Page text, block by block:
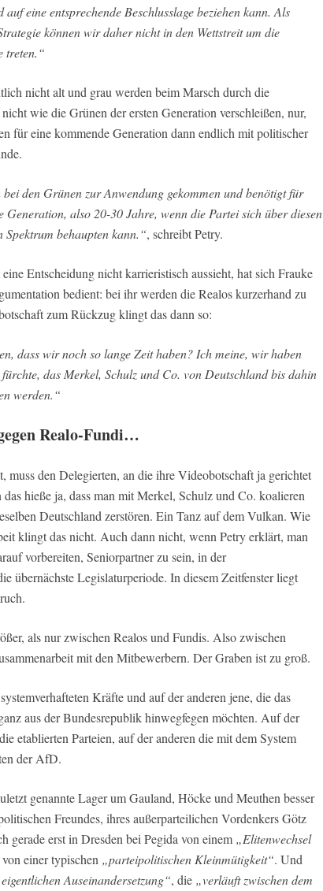
eine entsprechende Beschlusslage beziehen kann. Als
können wir daher nicht in den Wettstreit um die
treten.“
nicht alt und grau werden beim Marsch durch die
wie die Grünen der ersten Generation verschleißen, nur,
für eine kommende Generation dann endlich mit politischer
den Grünen zur Anwendung gekommen und benötigt für
Generation, also 20-30 Jahre, wenn die Partei sich über diesen
behaupten kann.“, schreibt Petry.
Entscheidung nicht karrieristisch aussieht, hat sich Frauke
bedient: bei ihr werden die Realos kurzerhand zu
zum Rückzug klingt das dann so:
dass wir noch so lange Zeit haben? Ich meine, wir haben
das Merkel, Schulz und Co. von Deutschland bis dahin
werden.“
Realo-Fundi…
den Delegierten, an die ihre Videobotschaft ja gerichtet
hieße ja, dass man mit Merkel, Schulz und Co. koalieren
Deutschland zerstören. Ein Tanz auf dem Vulkan. Wie
klingt das nicht. Auch dann nicht, wenn Petry erklärt, man
vorbereiten, Seniorpartner zu sein, in der
übernächste Legislaturperiode. In diesem Zeitfenster liegt
als nur zwischen Realos und Fundis. Also zwischen
mit den Mitbewerbern. Der Graben ist zu groß.
Kräfte und auf der anderen jene, die das
aus der Bundesrepublik hinwegfegen möchten. Auf der
etablierten Parteien, auf der anderen die mit dem System
der AfD.
genannte Lager um Gauland, Höcke und Meuthen besser
Freundes, ihres außerparteilichen Vordenkers Götz
gerade erst in Dresden bei Pegida von einem „Elitenwechsel
von einer typischen „parteipolitischen Kleinmütigkeit“. Und
Auseinandersetzung“, die „verläuft zwischen dem